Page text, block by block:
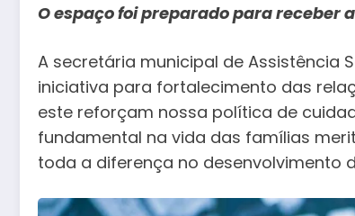
O espaço foi preparado para
A secretária municipal de Assistência
iniciativa para fortalecimento das
este reforçam nossa política de
fundamental na vida das famílias
toda a diferença no desenvolvimento